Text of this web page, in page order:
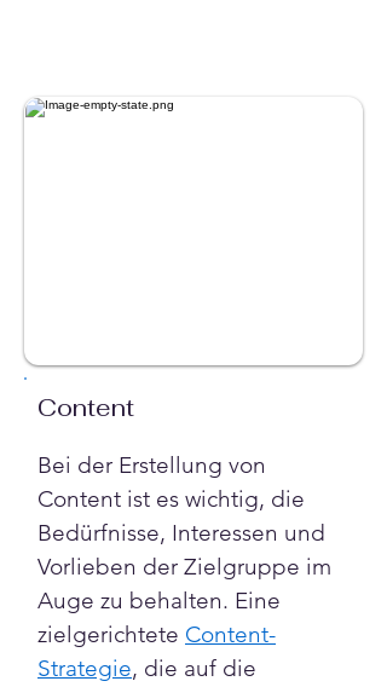
Content
Bei der Erstellung von
Content ist es wichtig, die
Bedürfnisse, Interessen und
Vorlieben der Zielgruppe im
Auge zu behalten. Eine
zielgerichtete Content-
Strategie, die auf die